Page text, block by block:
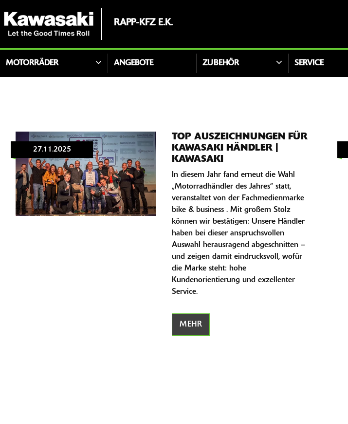
RAPP-KFZ E.K.
MOTORRÄDER ANGEBOTE ZUBEHÖR SERVICE
27.11.2025
TOP AUSZEICHNUNGEN FÜR
KAWASAKI HÄNDLER |
KAWASAKI
In diesem Jahr fand erneut die Wahl
„Motorradhändler des Jahres“ statt,
veranstaltet von der Fachmedienmarke
bike & business . Mit großem Stolz
können wir bestätigen: Unsere Händler
haben bei dieser anspruchsvollen
Auswahl herausragend abgeschnitten –
und zeigen damit eindrucksvoll, wofür
die Marke steht: hohe
Kundenorientierung und exzellenter
Service.
MEHR